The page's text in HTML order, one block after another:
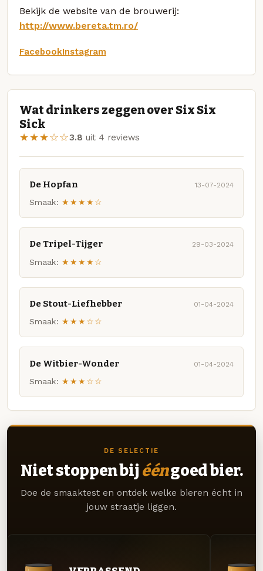
Bekijk de website van de brouwerij:
http://www.bereta.tm.ro/
FacebookInstagram
Wat drinkers zeggen over Six Six
Sick
★★★☆☆3.8 uit 4 reviews
De Hopfan 13-07-2024
Smaak: ★★★★☆
De Tripel-Tijger 29-03-2024
Smaak: ★★★★☆
De Stout-Liefhebber 01-04-2024
Smaak: ★★★☆☆
De Witbier-Wonder 01-04-2024
Smaak: ★★★☆☆
DE SELECTIE
Niet stoppen bij ééngoed bier.
Doe de smaaktest en ontdek welke bieren écht in
jouw straatje liggen.